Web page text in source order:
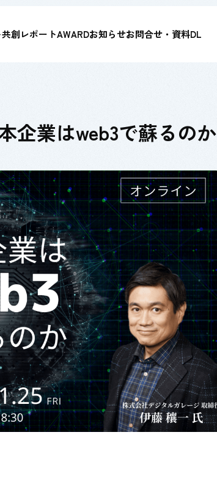
共創レポートAWARDお知らせお問合せ・資料DL
企業はweb3で蘇るのか